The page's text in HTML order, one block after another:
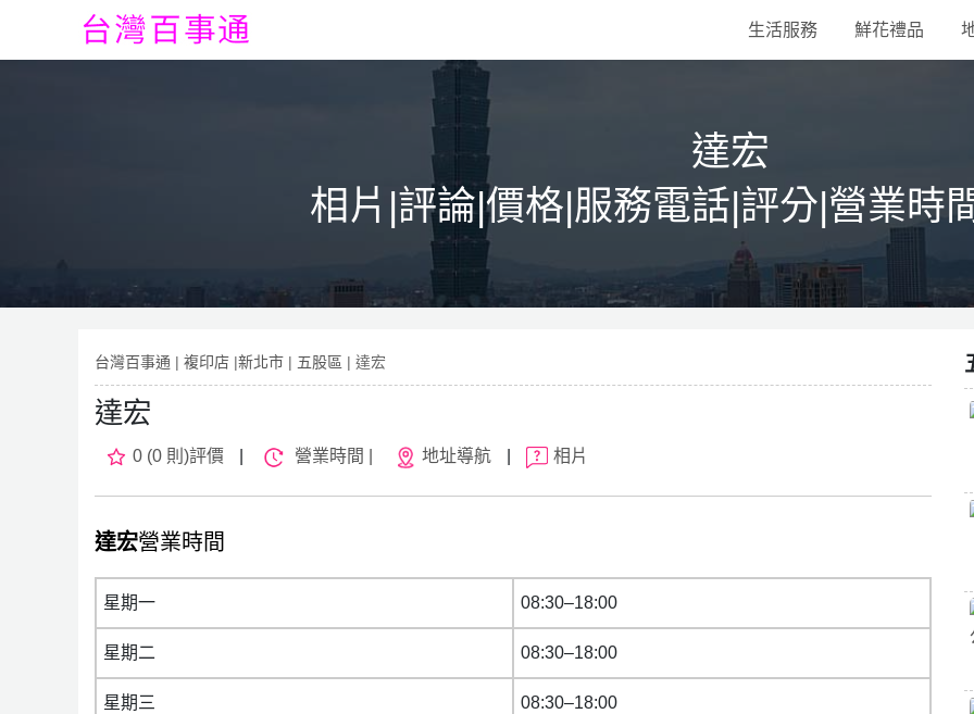
生活服務 鮮花禮品
達宏
相片|評論|價格|服務電話|評分|營業時
台灣百事通 | 複印店 |新北市 | 五股區 | 達宏
達宏
0 (0 則)評價 營業時間 | 地址導航 相片
達宏營業時間
星期一 08:30–18:00
星期二 08:30–18:00
星期三 08:30–18:00